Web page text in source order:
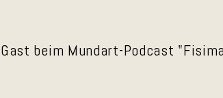
beim Mundart-Podcast